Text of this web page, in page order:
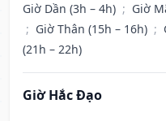
Giờ Dần (3h – 4h) ; Giờ
; Giờ Thân (15h – 16h) ;
(21h – 22h)
Giờ Hắc Đạo